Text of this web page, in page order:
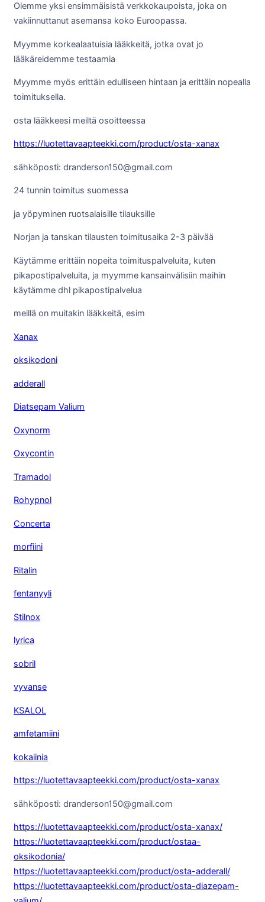
Olemme yksi ensimmäisistä verkkokaupoista, joka on
vakiinnuttanut asemansa koko Euroopassa.
Myymme korkealaatuisia lääkkeitä, jotka ovat jo
lääkäreidemme testaamia
Myymme myös erittäin edulliseen hintaan ja erittäin nopealla
toimituksella.
osta lääkkeesi meiltä osoitteessa
https://luotettavaapteekki.com/product/osta-xanax
sähköposti: dranderson150@gmail.com
24 tunnin toimitus suomessa
ja yöpyminen ruotsalaisille tilauksille
Norjan ja tanskan tilausten toimitusaika 2-3 päivää
Käytämme erittäin nopeita toimituspalveluita, kuten
pikapostipalveluita, ja myymme kansainvälisiin maihin
käytämme dhl pikapostipalvelua
meillä on muitakin lääkkeitä, esim
Xanax
oksikodoni
adderall
Diatsepam Valium
Oxynorm
Oxycontin
Tramadol
Rohypnol
Concerta
morfiini
Ritalin
fentanyyli
Stilnox
lyrica
sobril
vyvanse
KSALOL
amfetamiini
kokaiinia
https://luotettavaapteekki.com/product/osta-xanax
sähköposti: dranderson150@gmail.com
https://luotettavaapteekki.com/product/osta-xanax/
https://luotettavaapteekki.com/product/ostaa-
oksikodonia/
https://luotettavaapteekki.com/product/osta-adderall/
https://luotettavaapteekki.com/product/osta-diazepam-